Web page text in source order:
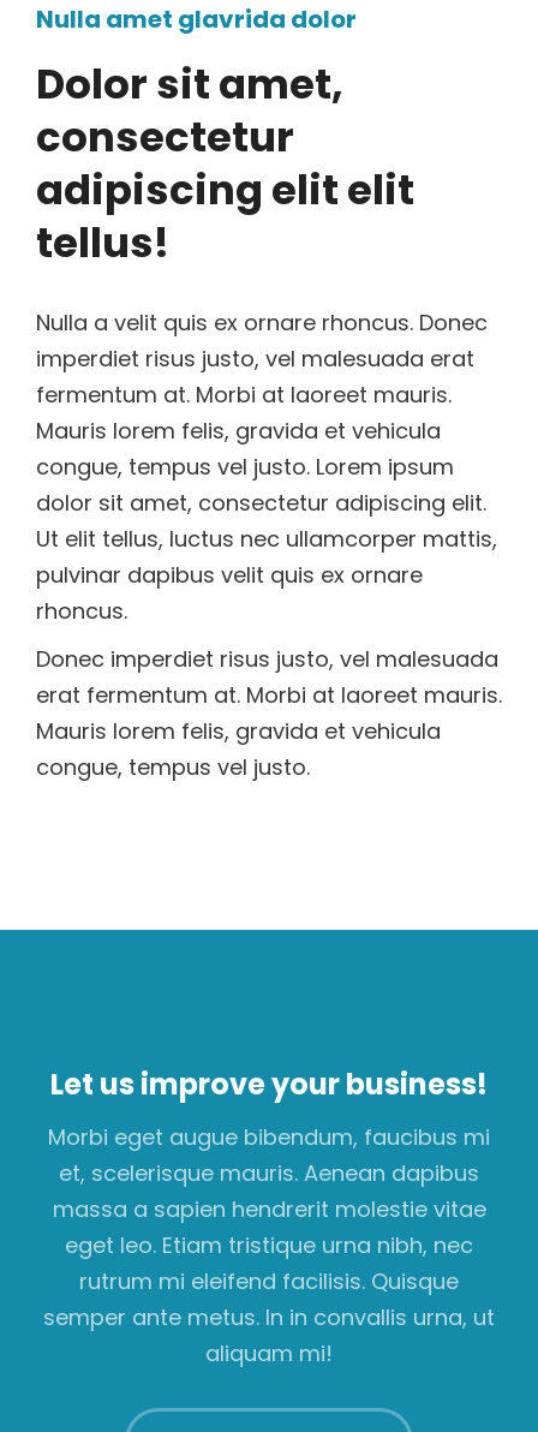
Nulla amet glavrida dolor
Dolor sit amet,
consectetur
adipiscing elit elit
tellus!
Nulla a velit quis ex ornare rhoncus. Donec
imperdiet risus justo, vel malesuada erat
fermentum at. Morbi at laoreet mauris.
Mauris lorem felis, gravida et vehicula
congue, tempus vel justo. Lorem ipsum
dolor sit amet, consectetur adipiscing elit.
Ut elit tellus, luctus nec ullamcorper mattis,
pulvinar dapibus velit quis ex ornare
rhoncus.
Donec imperdiet risus justo, vel malesuada
erat fermentum at. Morbi at laoreet mauris.
Mauris lorem felis, gravida et vehicula
congue, tempus vel justo.
Let us improve your business!
Morbi eget augue bibendum, faucibus mi
et, scelerisque mauris. Aenean dapibus
massa a sapien hendrerit molestie vitae
eget leo. Etiam tristique urna nibh, nec
rutrum mi eleifend facilisis. Quisque
semper ante metus. In in convallis urna, ut
aliquam mi!